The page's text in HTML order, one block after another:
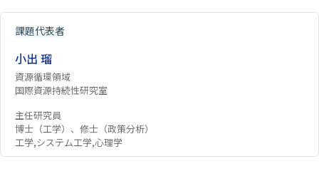
課題代表者
小出 瑠
資源循環領域
国際資源持続性研究室
主任研究員
博士（工学）、修士（政策分析）
工学,システム工学,心理学